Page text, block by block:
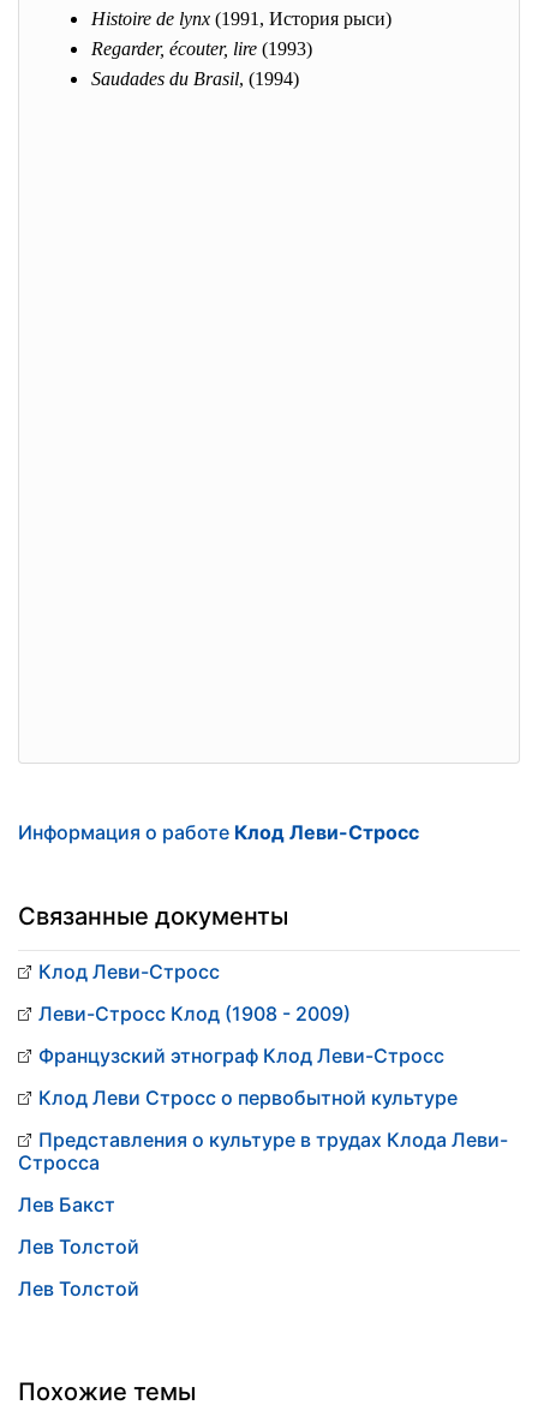
Histoire de lynx (1991, История рыси)
Regarder, écouter, lire (1993)
Saudades du Brasil, (1994)
Информация о работе Клод Леви-Стросс
Связанные документы
Клод Леви-Стросс
Леви-Стросс Клод (1908 - 2009)
Французский этнограф Клод Леви-Стросс
Клод Леви Стросс о первобытной культуре
Представления о культуре в трудах Клода Леви-
Стросса
Лев Бакст
Лев Толстой
Лев Толстой
Похожие темы